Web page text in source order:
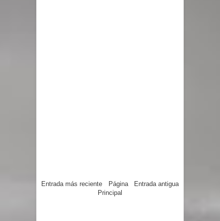
Entrada más reciente Entrada antigua
Página
Principal